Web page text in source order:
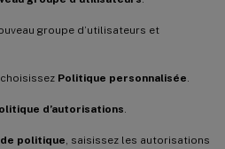
groupe d’utilisateurs et
, choisissez Politique personnalisée
d’autorisations
politique , saisissez les autorisations